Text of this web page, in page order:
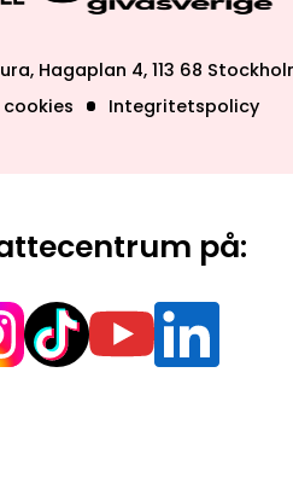
Hagaplan 4, 113 68
Integritetspolicy
på: